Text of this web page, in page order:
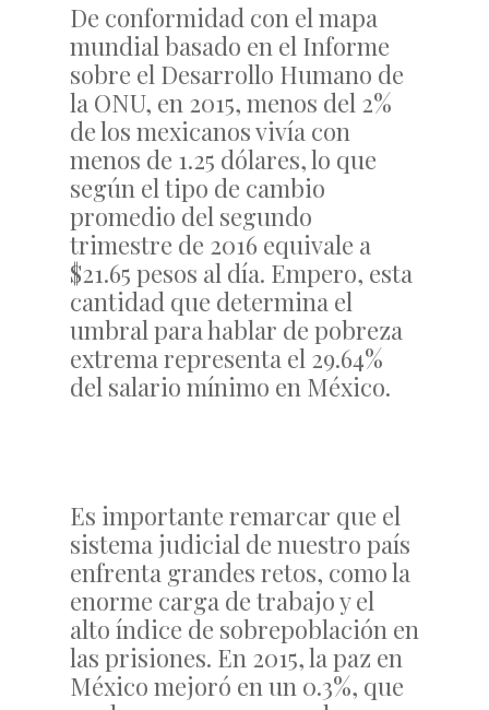
De conformidad con el mapa
mundial basado en el Informe
sobre el Desarrollo Humano de
la ONU, en 2015, menos del 2%
de los mexicanos vivía con
menos de 1.25 dólares, lo que
según el tipo de cambio
promedio del segundo
trimestre de 2016 equivale a
$21.65 pesos al día. Empero, esta
cantidad que determina el
umbral para hablar de pobreza
extrema representa el 29.64%
del salario mínimo en México.
Es importante remarcar que el
sistema judicial de nuestro país
enfrenta grandes retos, como la
enorme carga de trabajo y el
alto índice de sobrepoblación en
las prisiones. En 2015, la paz en
México mejoró en un 0.3%, que